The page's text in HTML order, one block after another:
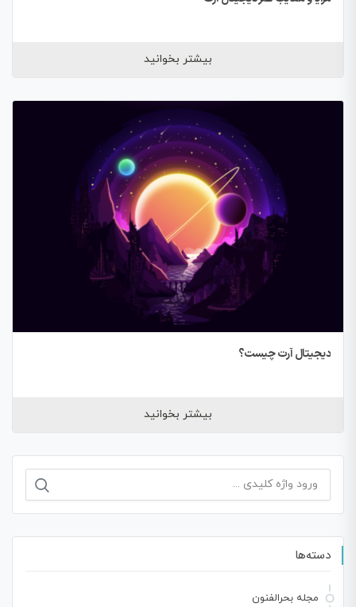
بیشتر بخوانید
دیجیتال آرت چیست؟
بیشتر بخوانید
جستجو
دسته‌ها
مجله بحرالفنون